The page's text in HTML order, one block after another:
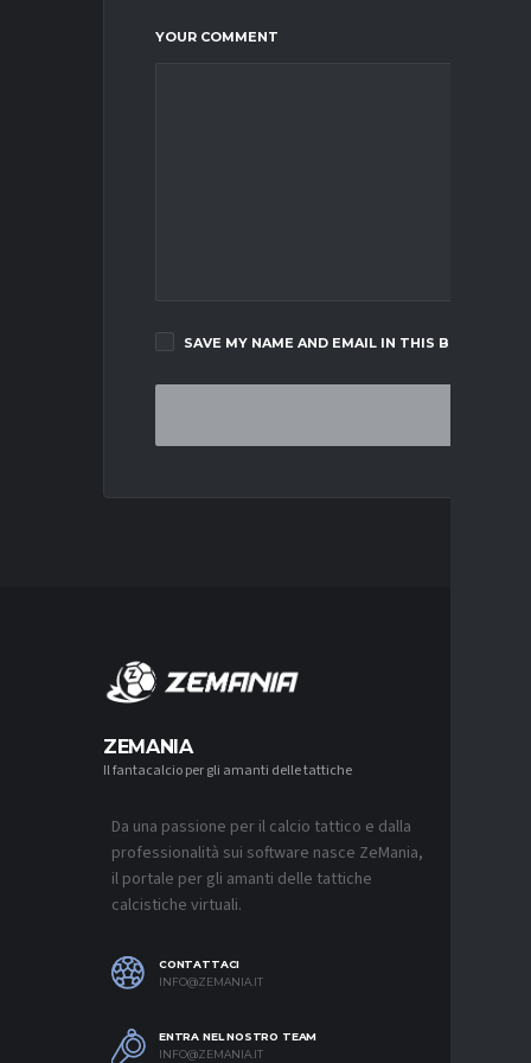
YOUR COMMENT
SAVE MY NAME AND EMAIL IN THIS BROWSER
ZEMANIA
Il fantacalcio per gli amanti delle tattiche
Da una passione per il calcio tattico e dalla
professionalità sui software nasce ZeMania,
il portale per gli amanti delle tattiche
calcistiche virtuali.
CONTATTACI
INFO@ZEMANIA.IT
ENTRA NEL NOSTRO TEAM
INFO@ZEMANIA.IT